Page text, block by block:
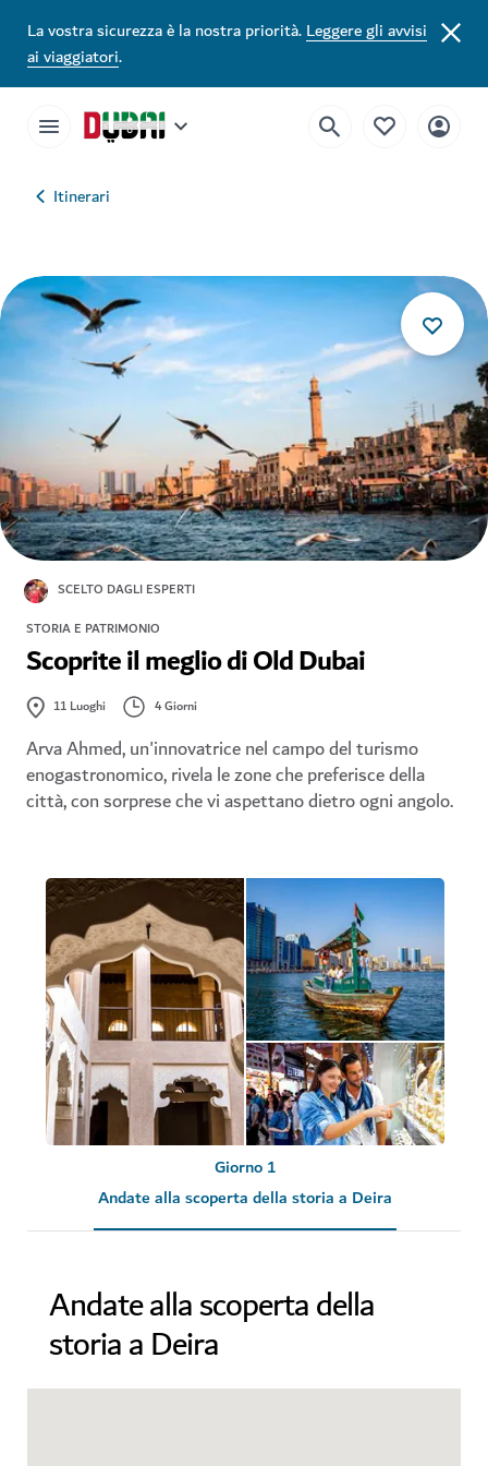
La vostra sicurezza è la nostra priorità.Leggere gli avvisi
ai viaggiatori.
Itinerari
SCELTO DAGLI ESPERTI
STORIA E PATRIMONIO
Scoprite il meglio di Old Dubai
11 Luoghi 4 Giorni
Arva Ahmed, un'innovatrice nel campo del turismo
enogastronomico, rivela le zone che preferisce della
città, con sorprese che vi aspettano dietro ogni angolo.
Giorno 1
Andate alla scoperta della storia a Deira
Andate alla scoperta della
storia a Deira